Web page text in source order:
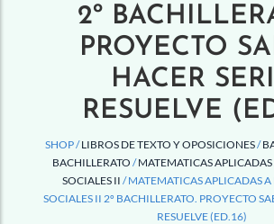
2º
PROYECTO
HACER
RESUELVE
SHOP /LIBROS DE TEXTO Y OPOSICIONES/
BACHILLERATO /MATEMATICAS
SOCIALES II / MATEMATICAS APLICADAS A
SOCIALES II 2º BACHILLERATO. PROYECTO
RESUELVE (ED.16)